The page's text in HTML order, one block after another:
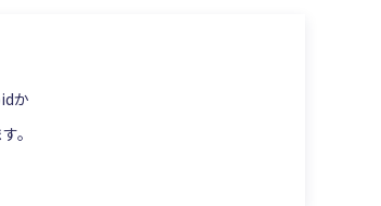
か
。